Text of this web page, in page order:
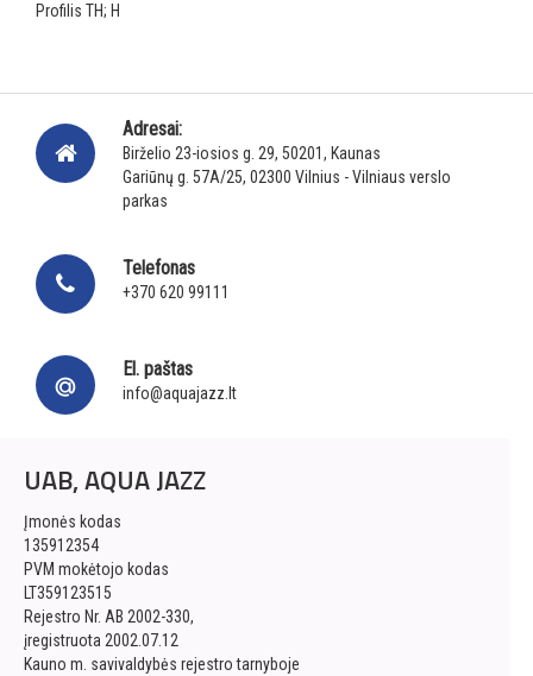
Profilis TH; H
Adresai:
Birželio 23-iosios g. 29, 50201, Kaunas
Gariūnų g. 57A/25, 02300 Vilnius - Vilniaus verslo
parkas
Telefonas
+370 620 99111
El. paštas
info@aquajazz.lt
UAB, AQUA JAZZ
Įmonės kodas
135912354
PVM mokėtojo kodas
LT359123515
Rejestro Nr. AB 2002-330,
įregistruota 2002.07.12
Kauno m. savivaldybės rejestro tarnyboje